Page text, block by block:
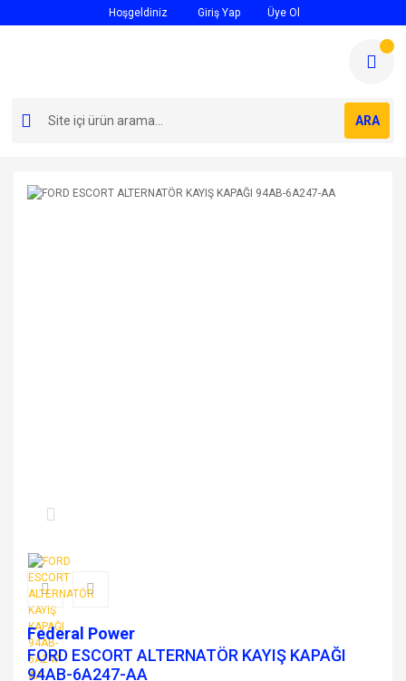
Hoşgeldiniz Giriş Yap Üye Ol
ARA
Federal Power
FORD ESCORT ALTERNATÖR KAYIŞ KAPAĞI
94AB-6A247-AA